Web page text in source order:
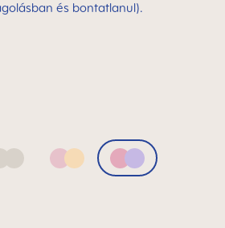
és bontatlanul).
Neutral Pink & ApricotPink & Lilac